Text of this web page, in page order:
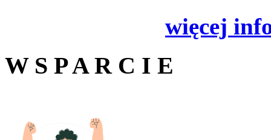
więcej
W S P A R C I E